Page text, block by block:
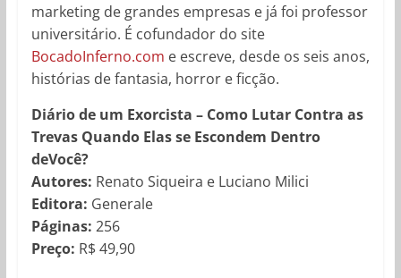
marketing de grandes empresas e já foi professor
universitário. É cofundador do site
BocadoInferno.com e escreve, desde os seis anos,
histórias de fantasia, horror e ficção.
Diário de um Exorcista – Como Lutar Contra as
Trevas Quando Elas se Escondem Dentro
deVocê?
Autores: Renato Siqueira e Luciano Milici
Editora: Generale
Páginas: 256
Preço: R$ 49,90